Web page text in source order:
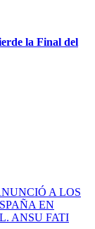
la Final del